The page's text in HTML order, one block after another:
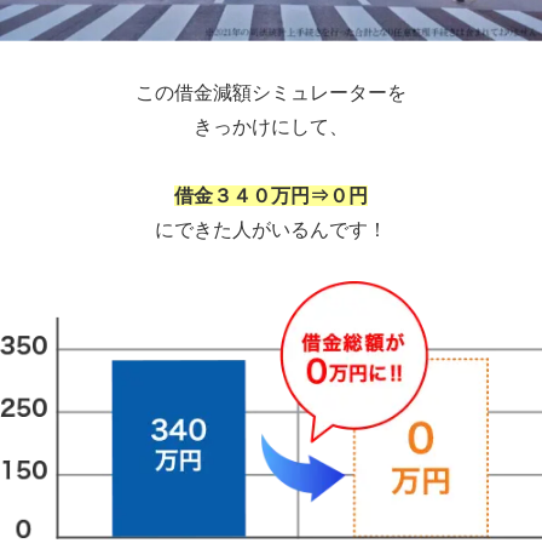
借金３４０万円⇒０円
にできた人がいるんです！